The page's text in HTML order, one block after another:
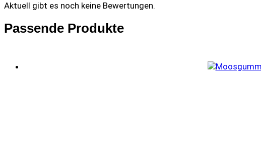
Aktuell gibt es noch keine Bewertungen.
Passende Produkte